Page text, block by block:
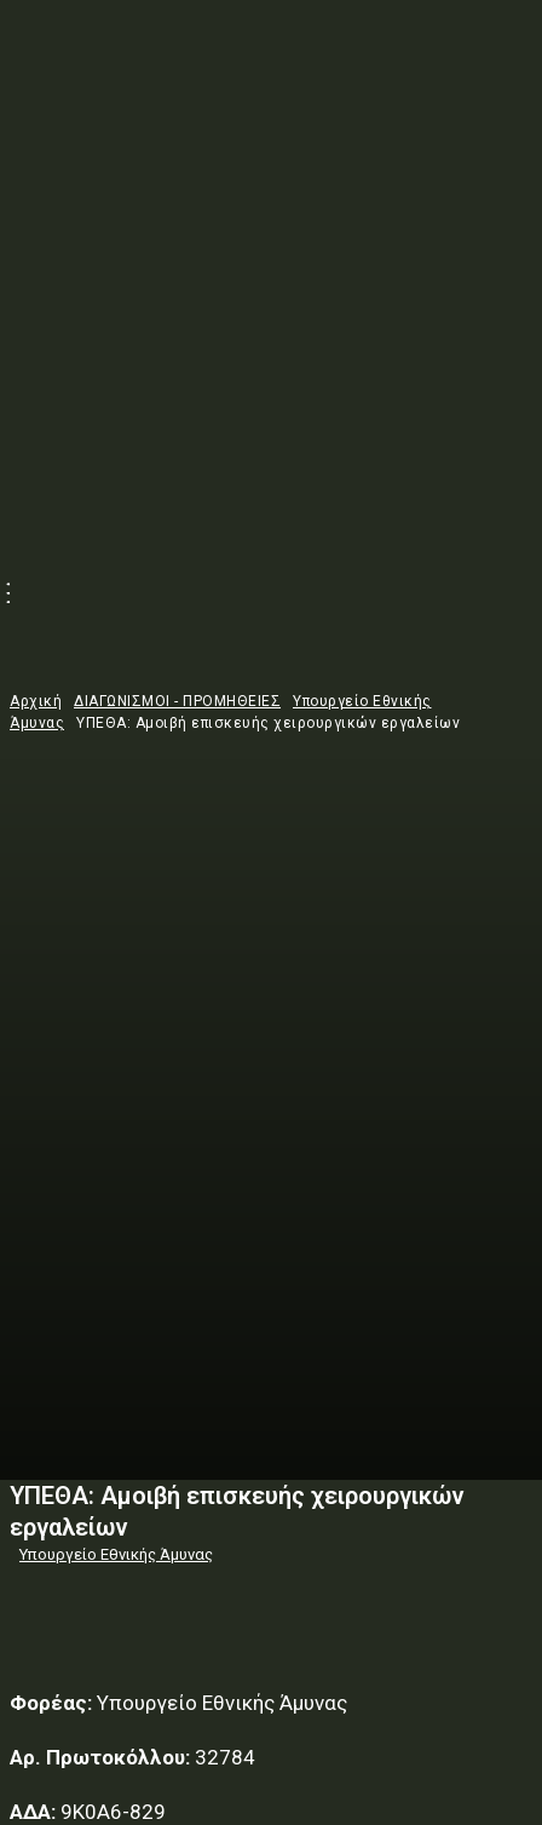
Αρχική ΔΙΑΓΩΝΙΣΜΟΙ - ΠΡΟΜΗΘΕΙΕΣ
Υπουργείο Εθνικής
Άμυνας
ΥΠΕΘΑ: Αμοιβή επισκευής χειρουργικών εργαλείων
ΥΠΕΘΑ: Αμοιβή επισκευής χειρουργικών
εργαλείων
Υπουργείο Εθνικής Άμυνας
Φορέας: Υπουργείο Εθνικής Άμυνας
Αρ. Πρωτοκόλλου: 32784
ΑΔΑ: 9Κ0Α6-829